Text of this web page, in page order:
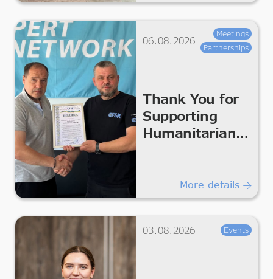
06.08.2026
Meetings
Partnerships
Thank You for
Supporting
Humanitarian
More details
03.08.2026 Events